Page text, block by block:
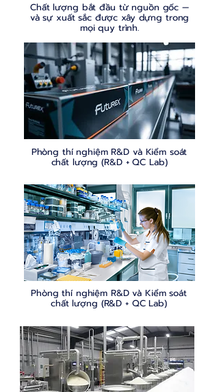
Chất lượng bắt đầu từ nguồn gốc —
và sự xuất sắc được xây dựng trong
mọi quy trình.
Phòng thí nghiệm R&D và Kiểm soát
chất lượng (R&D + QC Lab)
Phòng thí nghiệm R&D và Kiểm soát
chất lượng (R&D + QC Lab)